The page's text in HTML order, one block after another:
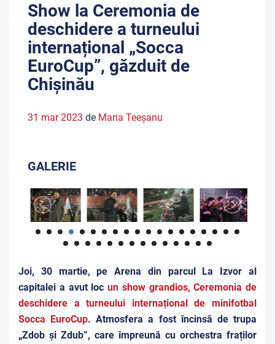
Show la Ceremonia de
deschidere a turneului
internațional „Socca
EuroCup”, găzduit de
Chișinău
31 mar 2023 de Maria Teeşanu
GALERIE
Joi, 30 martie, pe Arena din parcul La Izvor al
capitalei a avut loc un show grandios, Ceremonia de
deschidere a turneului internațional de minifotbal
Socca EuroCup. Atmosfera a fost încinsă detrupa
„Zdob și Zdub”, care împreună cu orchestra fraților